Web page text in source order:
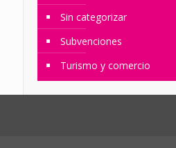
Sin categorizar
Subvenciones
Turismo y comercio